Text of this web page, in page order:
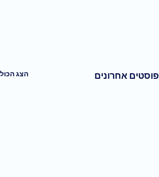
פוסטים אחרונים הצג הכול